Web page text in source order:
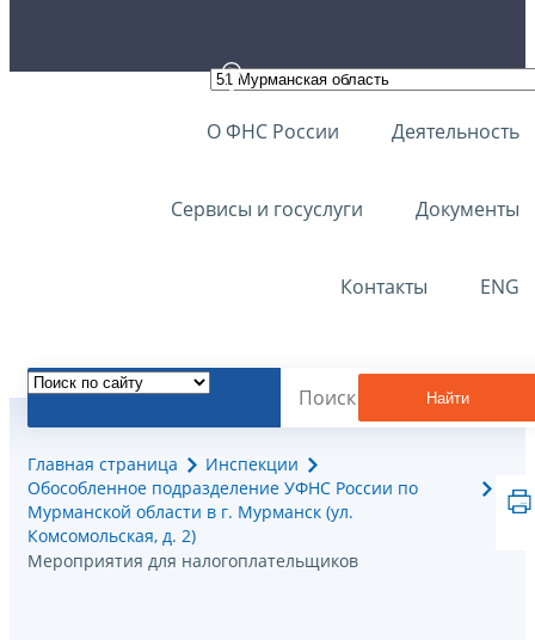
О ФНС России Деятельность
Сервисы и госуслуги Документы
Контакты ENG
Найти
Главная страница
Инспекции
Обособленное подразделение УФНС России по
Мурманской области в г. Мурманск (ул.
Комсомольская, д. 2)
Мероприятия для налогоплательщиков